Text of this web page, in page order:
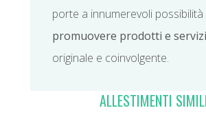
porte a innumerevoli possibilità
promuovere prodotti e servizi
originale e coinvolgente.
ALLESTIMENTI